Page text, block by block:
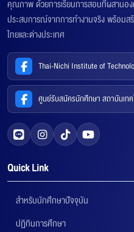
คุณภาพ ด้วยการเรียนการสอนที่ผสานอ
ประสบการณ์จากการทำงานจริง พร้อมส
ไทยและต่างประเทศ
Thai-Nichi Institute of
ศูนย์รับสมัครนักศึกษา สถาบันเท
Quick Link
สำหรับนักศึกษาปัจจุบัน
ปฏิทินการศึกษา